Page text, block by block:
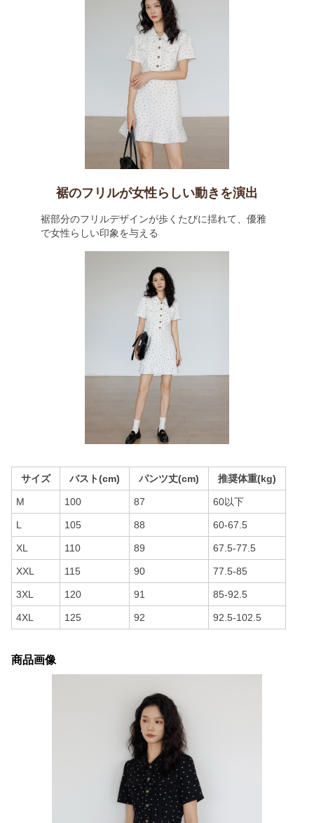
裾のフリルが女性らしい動きを演出
裾部分のフリルデザインが歩くたびに揺れて、優雅
で女性らしい印象を与える
サイズ バスト(cm) パンツ丈(cm) 推奨体重(kg)
M 100 87 60以下
L 105 88 60-67.5
XL 110 89 67.5-77.5
XXL 115 90 77.5-85
3XL 120 91 85-92.5
4XL 125 92 92.5-102.5
商品画像